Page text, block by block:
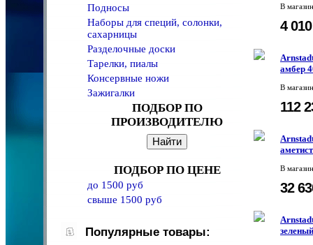
Подносы
Наборы для специй, солонки,
сахарницы
Разделочные доски
Тарелки, пиалы
Консервные ножи
Зажигалки
ПОДБОР ПО
ПРОИЗВОДИТЕЛЮ
ПОДБОР ПО ЦЕНЕ
до 1500 руб
свыше 1500 руб
Популярные товары:
В
4
амбер
В
112
В
32